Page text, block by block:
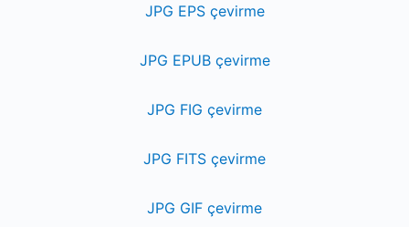
JPG EPS çevirme
JPG EPUB çevirme
JPG FIG çevirme
JPG FITS çevirme
JPG GIF çevirme